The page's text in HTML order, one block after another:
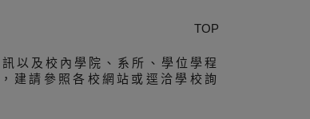
TOP
以及校內學院、系所、學位學程
建請參照各校網站或逕洽學校詢